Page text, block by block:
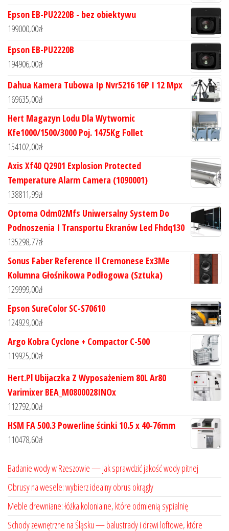
Epson EB-PU2220B - bez obiektywu
199000,00zł
Epson EB-PU2220B
194906,00zł
Dahua Kamera Tubowa Ip Nvr5216 16P I 12 Mpx
169635,00zł
Hert Magazyn Lodu Dla Wytwornic
Kfe1000/1500/3000 Poj. 1475Kg Follet
154102,00zł
Axis Xf40 Q2901 Explosion Protected
Temperature Alarm Camera (1090001)
138811,99zł
Optoma Odm02Mfs Uniwersalny System Do
Podnoszenia I Transportu Ekranów Led Fhdq130
135298,77zł
Sonus Faber Reference Il Cremonese Ex3Me
Kolumna Głośnikowa Podłogowa (Sztuka)
129999,00zł
Epson SureColor SC-S70610
124929,00zł
Argo Kobra Cyclone + Compactor C-500
119925,00zł
Hert.Pl Ubijaczka Z Wyposażeniem 80L Ar80
Varimixer BEA_M0800028INOx
112792,00zł
HSM FA 500.3 Powerline ścinki 10.5 x 40-76mm
110478,60zł
Badanie wody w Rzeszowie — jak sprawdzić jakość wody pitnej
Obrusy na wesele: wybierz idealny obrus okrągły
Meble drewniane: łóżka kolonialne, które odmienią sypialnię
Schody zewnętrzne na Śląsku — balustrady i drzwi loftowe, które